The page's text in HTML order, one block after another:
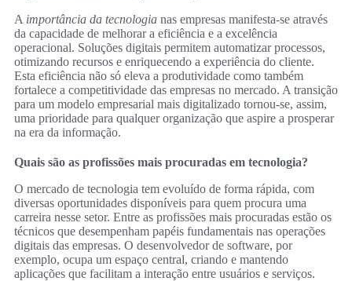
A importância da tecnologia nas empresas manifesta-se através
da capacidade de melhorar a eficiência e a excelência
operacional. Soluções digitais permitem automatizar processos,
otimizando recursos e enriquecendo a experiência do cliente.
Esta eficiência não só eleva a produtividade como também
fortalece a competitividade das empresas no mercado. A transição
para um modelo empresarial mais digitalizado tornou-se, assim,
uma prioridade para qualquer organização que aspire a prosperar
na era da informação.
Quais são as profissões mais procuradas em tecnologia?
O mercado de tecnologia tem evoluído de forma rápida, com
diversas oportunidades disponíveis para quem procura uma
carreira nesse setor. Entre as profissões mais procuradas estão os
técnicos que desempenham papéis fundamentais nas operações
digitais das empresas. O desenvolvedor de software, por
exemplo, ocupa um espaço central, criando e mantendo
aplicações que facilitam a interação entre usuários e serviços.